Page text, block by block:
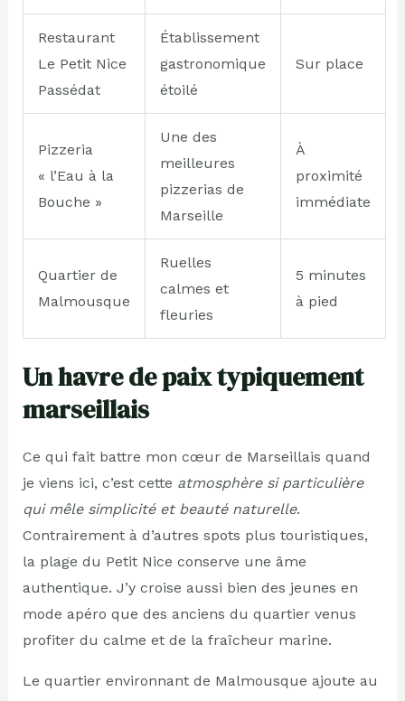
Restaurant
Le Petit Nice
Passédat
Établissement
gastronomique
étoilé
Sur place
Pizzeria
« l’Eau à la
Bouche »
Une des
meilleures
pizzerias de
Marseille
À
proximité
immédiate
Quartier de
Malmousque
Ruelles
calmes et
fleuries
5 minutes
à pied
Un havre de paix typiquement
marseillais
Ce qui fait battre mon cœur de Marseillais quand
je viens ici, c’est cette atmosphère si particulière
qui mêle simplicité et beauté naturelle.
Contrairement à d’autres spots plus touristiques,
la plage du Petit Nice conserve une âme
authentique. J’y croise aussi bien des jeunes en
mode apéro que des anciens du quartier venus
profiter du calme et de la fraîcheur marine.
Le quartier environnant de Malmousque ajoute au